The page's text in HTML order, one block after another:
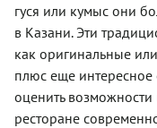
гуся или кумыс они
в Казани. Эти
как оригинальные
плюс еще
оценить
ресторане